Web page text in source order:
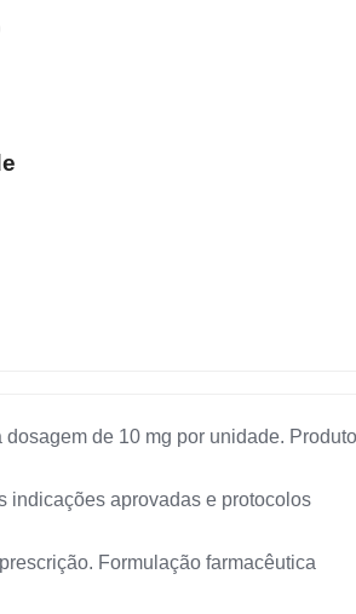
de 10 mg por unidade.
indicações aprovadas e protocolos
Formulação farmacêutica